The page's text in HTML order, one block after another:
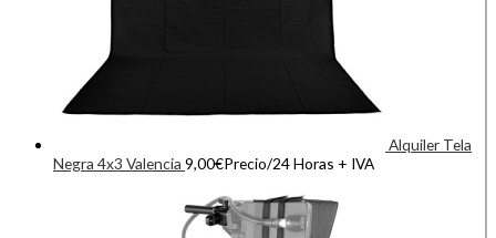
Alquiler Tela
Negra 4x3 Valencia 9,00€Precio/24 Horas + IVA